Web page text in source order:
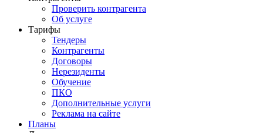
Проверить контрагента
Об услуге
Тарифы
Тендеры
Контрагенты
Договоры
Нерезиденты
Обучение
ПКО
Дополнительные услуги
Реклама на сайте
Планы